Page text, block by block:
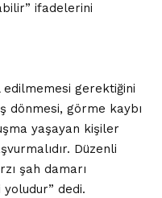
ifadelerini
edilmemesi gerektiğini
dönmesi, görme kaybı
yaşayan kişiler
Düzenli
şah damarı
yoludur” dedi.